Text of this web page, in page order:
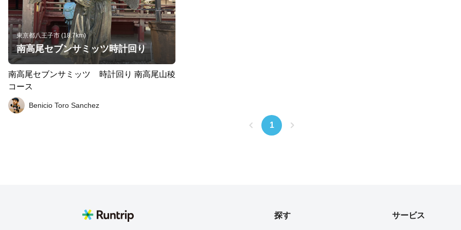
東京都八王子市 (18.7km)
南高尾セブンサミッツ時計回り
南高尾セブンサミッツ 時計回り 南高尾山稜
コース
Benicio Toro Sanchez
1
探す サービス